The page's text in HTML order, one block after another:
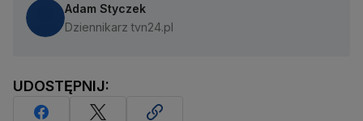
Adam Styczek
Dziennikarz tvn24.pl
UDOSTĘPNIJ: